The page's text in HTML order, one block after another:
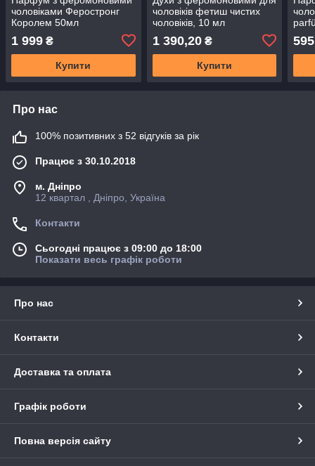
чоловіками Феростронг
Королем 50мл
1 999 ₴
Купити
чоловіків фетиш чистих
чоловіків, 10 мл
1 390,20₴
Купити
595
Про нас
100% позитивних з 52 відгуків за рік
Працює з 30.10.2018
м. Дніпро
12 квартал , Дніпро, Україна
Контакти
Сьогодні працює з 09:00 до 18:00
Показати весь графік роботи
Про нас
Контакти
Доставка та оплата
Графік роботи
Повна версія сайту